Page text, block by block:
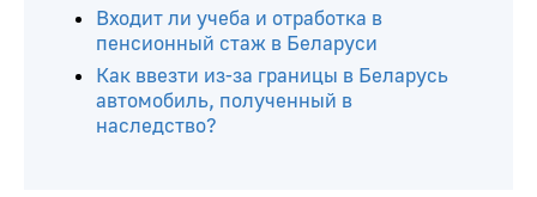
Входит ли учеба и отработка в
пенсионный стаж в Беларуси
Как ввезти из-за границы в Беларусь
автомобиль, полученный в
наследство?